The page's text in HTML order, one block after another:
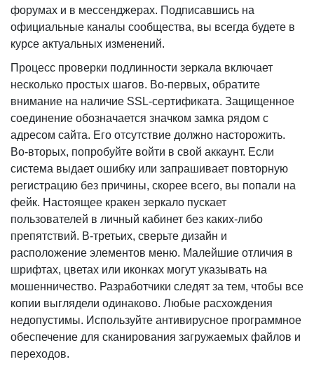
форумах и в мессенджерах. Подписавшись на
официальные каналы сообщества, вы всегда будете в
курсе актуальных изменений.
Процесс проверки подлинности зеркала включает
несколько простых шагов. Во-первых, обратите
внимание на наличие SSL-сертификата. Защищенное
соединение обозначается значком замка рядом с
адресом сайта. Его отсутствие должно насторожить.
Во-вторых, попробуйте войти в свой аккаунт. Если
система выдает ошибку или запрашивает повторную
регистрацию без причины, скорее всего, вы попали на
фейк. Настоящее кракен зеркало пускает
пользователей в личный кабинет без каких-либо
препятствий. В-третьих, сверьте дизайн и
расположение элементов меню. Малейшие отличия в
шрифтах, цветах или иконках могут указывать на
мошенничество. Разработчики следят за тем, чтобы все
копии выглядели одинаково. Любые расхождения
недопустимы. Используйте антивирусное программное
обеспечение для сканирования загружаемых файлов и
переходов.